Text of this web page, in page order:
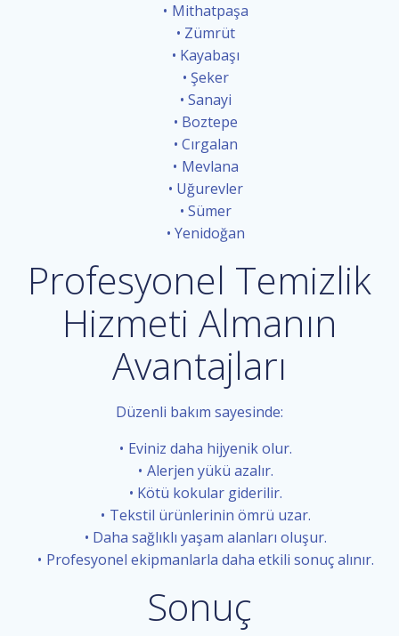
Mithatpaşa
Zümrüt
Kayabaşı
Şeker
Sanayi
Boztepe
Cırgalan
Mevlana
Uğurevler
Sümer
Yenidoğan
Profesyonel Temizlik
Hizmeti Almanın
Avantajları
Düzenli bakım sayesinde:
Eviniz daha hijyenik olur.
Alerjen yükü azalır.
Kötü kokular giderilir.
Tekstil ürünlerinin ömrü uzar.
Daha sağlıklı yaşam alanları oluşur.
Profesyonel ekipmanlarla daha etkili sonuç alınır.
Sonuç